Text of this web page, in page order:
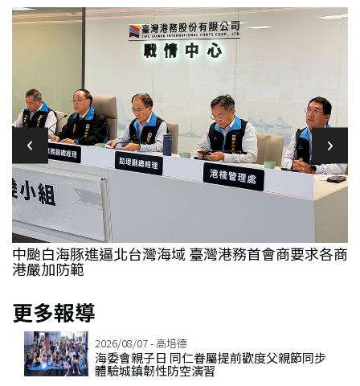
中颱白海豚進逼北台灣海域 臺灣港務首會商要求各商
港嚴加防範
更多報導
2026/08/07 - 高培德
海委會親子日 同仁眷屬提前歡度父親節同步
體驗城鎮韌性防空演習